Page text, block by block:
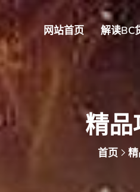
网站首页 解读BC
精品
首页 精